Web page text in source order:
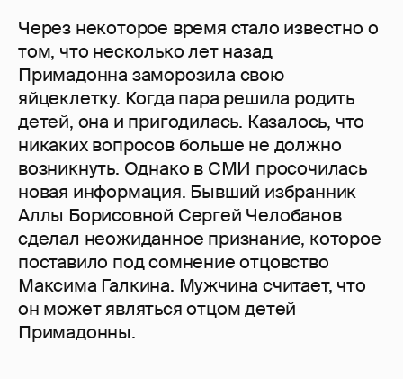
Через некоторое время стало известно о
том, что несколько лет назад
Примадонна заморозила свою
яйцеклетку. Когда пара решила родить
детей, она и пригодилась. Казалось, что
никаких вопросов больше не должно
возникнуть. Однако в СМИ просочилась
новая информация. Бывший избранник
Аллы Борисовной Сергей Челобанов
сделал неожиданное признание, которое
поставило под сомнение отцовство
Максима Галкина. Мужчина считает, что
он может являться отцом детей
Примадонны.